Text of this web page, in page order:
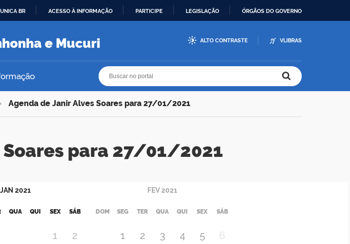
O
BR ACESSO À INFORMAÇÃO PARTICIPE LEGISLAÇÃO ÓRGÃOS DO GOVERNO
e Mucuri ALTO CONTRASTE VLIBRAS
Agenda de Janir Alves Soares para 27/01/2021
Soares para 27/01/2021
JAN 2021
QUA QUI SEX SÁB
1
2
FEV 2021
DOM SEG TER QUA QUI SEX SÁB
1 2 3 4 5
6